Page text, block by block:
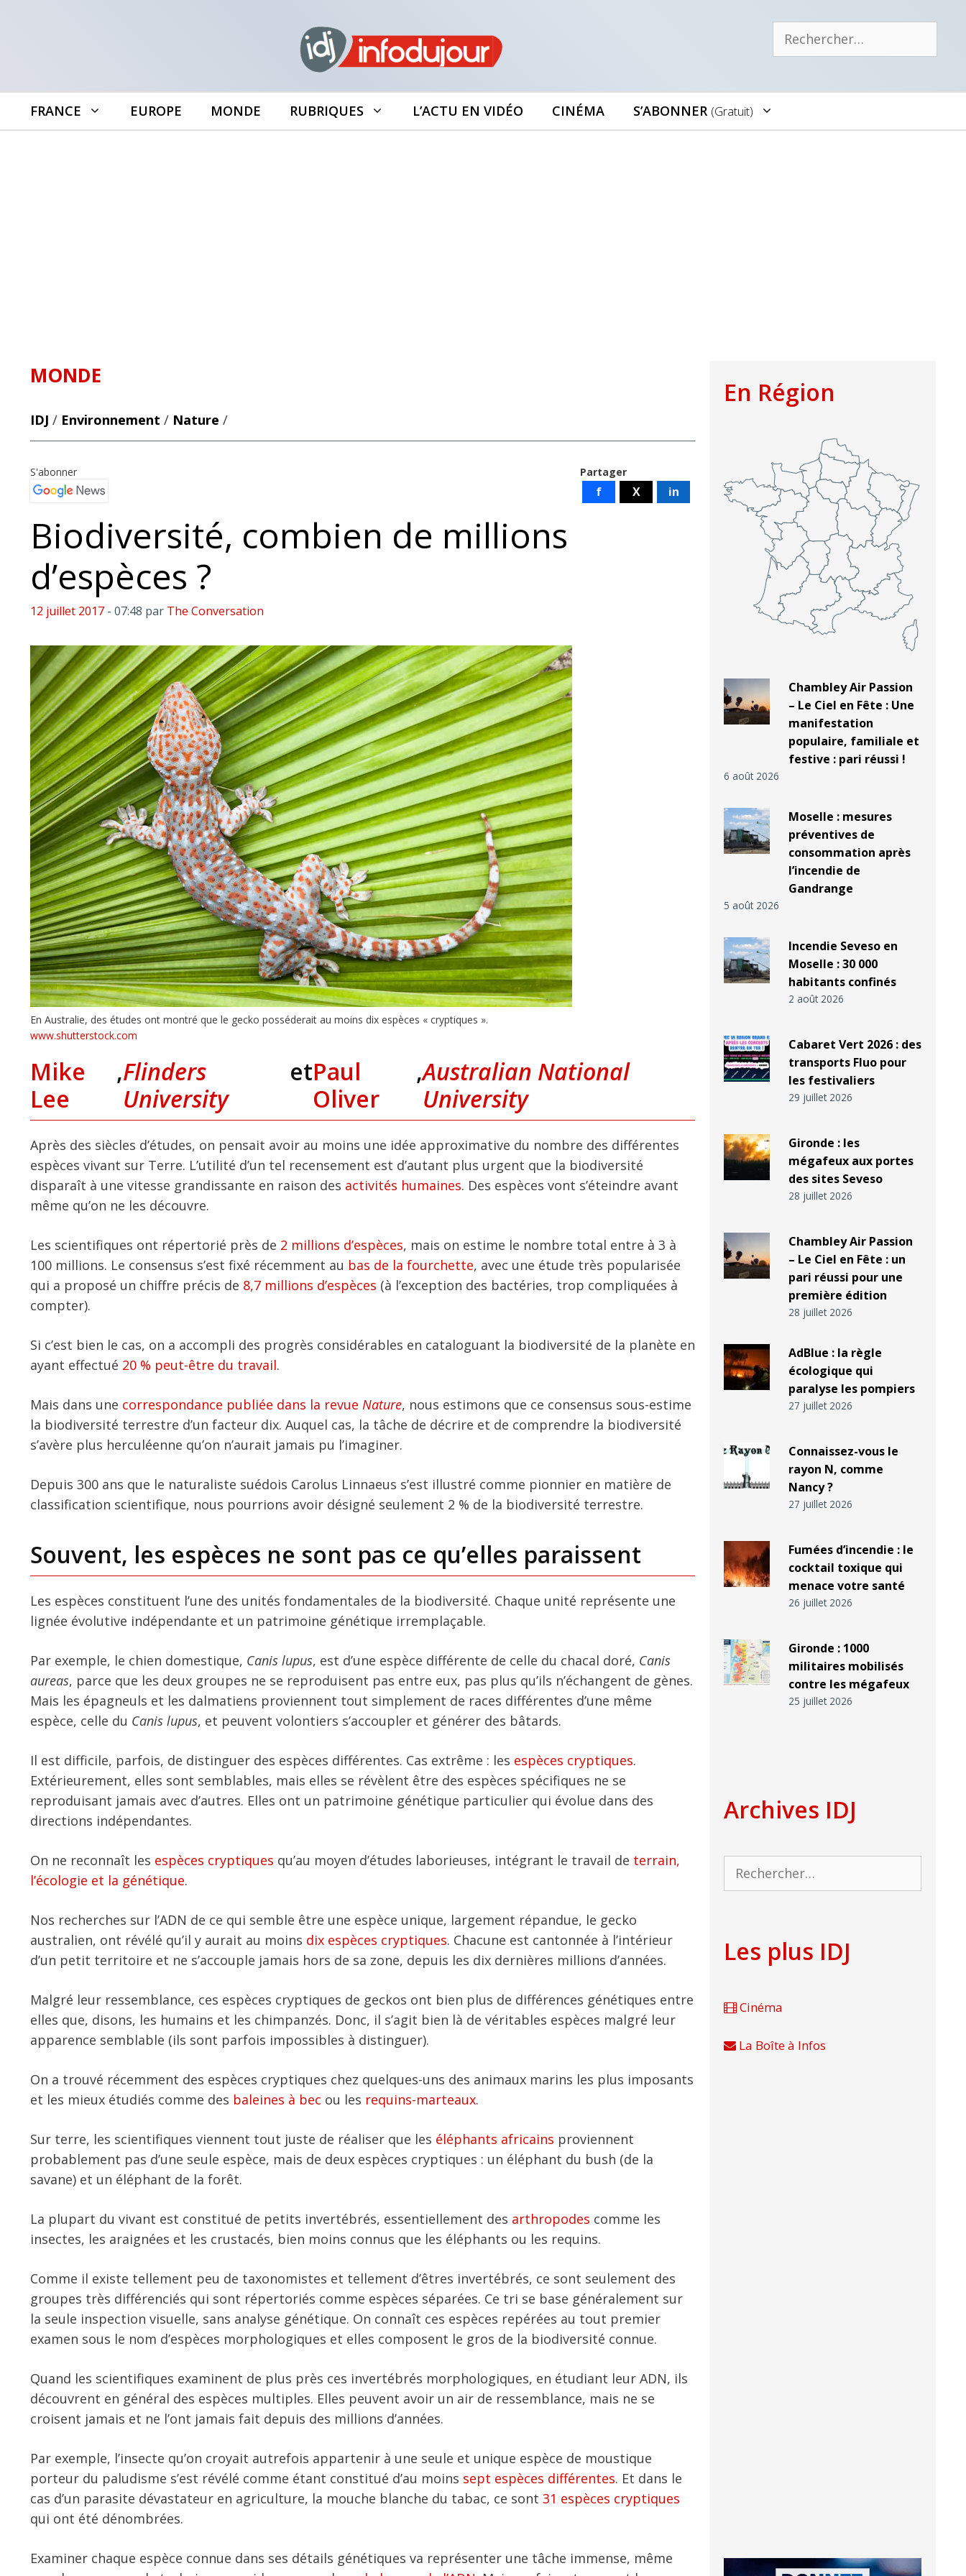
Rechercher :
FRANCE EUROPE MONDE RUBRIQUES L’ACTU EN VIDÉO CINÉMA S’ABONNER (gratuit)
MONDE
IDJ / Environnement / Nature /
Partager
f X in
S'abonner
Biodiversité, combien de millions
d’espèces ?
12 juillet 2017 - 07:48 par The Conversation
En Australie, des études ont montré que le gecko posséderait au moins dix espèces « cryptiques ».
www.shutterstock.com
Mike
Lee
,Flinders
University
etPaul
Oliver
,Australian National
University
Après des siècles d’études, on pensait avoir au moins une idée approximative du nombre des différentes
espèces vivant sur Terre. L’utilité d’un tel recensement est d’autant plus urgent que la biodiversité
disparaît à une vitesse grandissante en raison des activités humaines. Des espèces vont s’éteindre avant
même qu’on ne les découvre.
Les scientifiques ont répertorié près de 2 millions d’espèces, mais on estime le nombre total entre à 3 à
100 millions. Le consensus s’est fixé récemment au bas de la fourchette, avec une étude très popularisée
qui a proposé un chiffre précis de 8,7 millions d’espèces (à l’exception des bactéries, trop compliquées à
compter).
Si c’est bien le cas, on a accompli des progrès considérables en cataloguant la biodiversité de la planète en
ayant effectué 20 % peut-être du travail.
Mais dans une correspondance publiée dans la revue Nature, nous estimons que ce consensus sous-estime
la biodiversité terrestre d’un facteur dix. Auquel cas, la tâche de décrire et de comprendre la biodiversité
s’avère plus herculéenne qu’on n’aurait jamais pu l’imaginer.
Depuis 300 ans que le naturaliste suédois Carolus Linnaeus s’est illustré comme pionnier en matière de
classification scientifique, nous pourrions avoir désigné seulement 2 % de la biodiversité terrestre.
Souvent, les espèces ne sont pas ce qu’elles paraissent
Les espèces constituent l’une des unités fondamentales de la biodiversité. Chaque unité représente une
lignée évolutive indépendante et un patrimoine génétique irremplaçable.
Par exemple, le chien domestique, Canis lupus, est d’une espèce différente de celle du chacal doré, Canis
aureas, parce que les deux groupes ne se reproduisent pas entre eux, pas plus qu’ils n’échangent de gènes.
Mais les épagneuls et les dalmatiens proviennent tout simplement de races différentes d’une même
espèce, celle du Canis lupus, et peuvent volontiers s’accoupler et générer des bâtards.
Il est difficile, parfois, de distinguer des espèces différentes. Cas extrême : les espèces cryptiques.
Extérieurement, elles sont semblables, mais elles se révèlent être des espèces spécifiques ne se
reproduisant jamais avec d’autres. Elles ont un patrimoine génétique particulier qui évolue dans des
directions indépendantes.
On ne reconnaît les espèces cryptiques qu’au moyen d’études laborieuses, intégrant le travail de terrain,
l’écologie et la génétique.
Nos recherches sur l’ADN de ce qui semble être une espèce unique, largement répandue, le gecko
australien, ont révélé qu’il y aurait au moins dix espèces cryptiques. Chacune est cantonnée à l’intérieur
d’un petit territoire et ne s’accouple jamais hors de sa zone, depuis les dix dernières millions d’années.
Malgré leur ressemblance, ces espèces cryptiques de geckos ont bien plus de différences génétiques entre
elles que, disons, les humains et les chimpanzés. Donc, il s’agit bien là de véritables espèces malgré leur
apparence semblable (ils sont parfois impossibles à distinguer).
On a trouvé récemment des espèces cryptiques chez quelques-uns des animaux marins les plus imposants
et les mieux étudiés comme des baleines à bec ou les requins-marteaux.
Sur terre, les scientifiques viennent tout juste de réaliser que les éléphants africains proviennent
probablement pas d’une seule espèce, mais de deux espèces cryptiques : un éléphant du bush (de la
savane) et un éléphant de la forêt.
La plupart du vivant est constitué de petits invertébrés, essentiellement des arthropodes comme les
insectes, les araignées et les crustacés, bien moins connus que les éléphants ou les requins.
Comme il existe tellement peu de taxonomistes et tellement d’êtres invertébrés, ce sont seulement des
groupes très différenciés qui sont répertoriés comme espèces séparées. Ce tri se base généralement sur
la seule inspection visuelle, sans analyse génétique. On connaît ces espèces repérées au tout premier
examen sous le nom d’espèces morphologiques et elles composent le gros de la biodiversité connue.
Quand les scientifiques examinent de plus près ces invertébrés morphologiques, en étudiant leur ADN, ils
découvrent en général des espèces multiples. Elles peuvent avoir un air de ressemblance, mais ne se
croisent jamais et ne l’ont jamais fait depuis des millions d’années.
Par exemple, l’insecte qu’on croyait autrefois appartenir à une seule et unique espèce de moustique
porteur du paludisme s’est révélé comme étant constitué d’au moins sept espèces différentes. Et dans le
cas d’un parasite dévastateur en agriculture, la mouche blanche du tabac, ce sont 31 espèces cryptiques
qui ont été dénombrées.
Examiner chaque espèce connue dans ses détails génétiques va représenter une tâche immense, même
En Région
Chambley Air Passion
– Le Ciel en Fête : Une
manifestation
populaire, familiale et
festive : pari réussi !
6 août 2026
Moselle : mesures
préventives de
consommation après
l’incendie de
Gandrange
5 août 2026
Incendie Seveso en
Moselle : 30 000
habitants confinés
2 août 2026
Cabaret Vert 2026 : des
transports Fluo pour
les festivaliers
29 juillet 2026
Gironde : les
mégafeux aux portes
des sites Seveso
28 juillet 2026
Chambley Air Passion
– Le Ciel en Fête : un
pari réussi pour une
première édition
28 juillet 2026
AdBlue : la règle
écologique qui
paralyse les pompiers
27 juillet 2026
Connaissez-vous le
rayon N, comme
Nancy ?
27 juillet 2026
Fumées d’incendie : le
cocktail toxique qui
menace votre santé
26 juillet 2026
Gironde : 1000
militaires mobilisés
contre les mégafeux
25 juillet 2026
Archives IDJ
Rechercher :
Les plus IDJ
Cinéma
La Boîte à Infos